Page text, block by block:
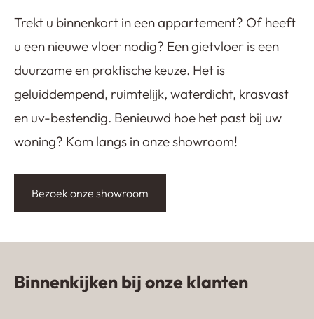
Trekt u binnenkort in een appartement? Of heeft
u een nieuwe vloer nodig? Een gietvloer is een
duurzame en praktische keuze. Het is
geluiddempend, ruimtelijk, waterdicht, krasvast
en uv-bestendig. Benieuwd hoe het past bij uw
woning? Kom langs in onze showroom!
Bezoek onze showroom
Binnenkijken bij onze klanten